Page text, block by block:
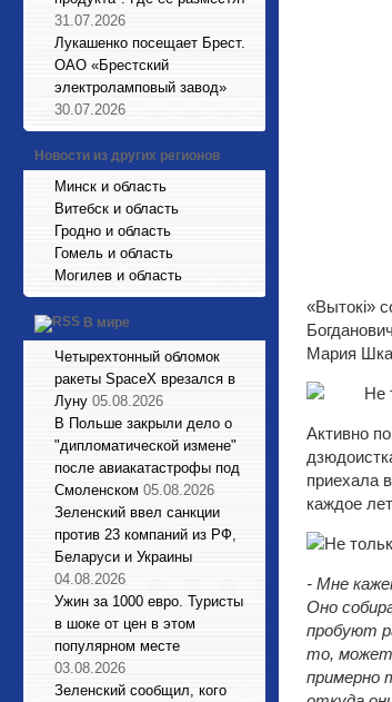
31.07.2026
Лукашенко посещает Брест.
ОАО «Брестский
электроламповый завод»
30.07.2026
Новости из других регионов
Минск и область
Витебск и область
Гродно и область
Гомель и область
Могилев и область
В мире
Четырехтонный обломок
ракеты SpaceX врезался в
Луну 05.08.2026
В Польше закрыли дело о
"дипломатической измене"
после авиакатастрофы под
Смоленском 05.08.2026
Зеленский ввел санкции
против 23 компаний из РФ,
Беларуси и Украины
04.08.2026
Ужин за 1000 евро. Туристы
в шоке от цен в этом
популярном месте
03.08.2026
Зеленский сообщил, кого
«Вытокі»
Мария
Активно
приехала
каждое
- Мне
Оно
пробуют
то, может
примерно